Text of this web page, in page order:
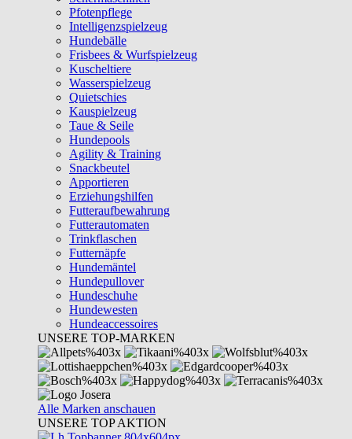
Pfotenpflege
Intelligenzspielzeug
Hundebälle
Frisbees & Wurfspielzeug
Kuscheltiere
Wasserspielzeug
Quietschies
Kauspielzeug
Taue & Seile
Hundepools
Agility & Training
Snackbeutel
Apportieren
Erziehungshilfen
Futteraufbewahrung
Futterautomaten
Trinkflaschen
Futternäpfe
Hundemäntel
Hundepullover
Hundeschuhe
Hundewesten
Hundeaccessoires
UNSERE TOP-MARKEN
Alle Marken anschauen
UNSERE TOP AKTION